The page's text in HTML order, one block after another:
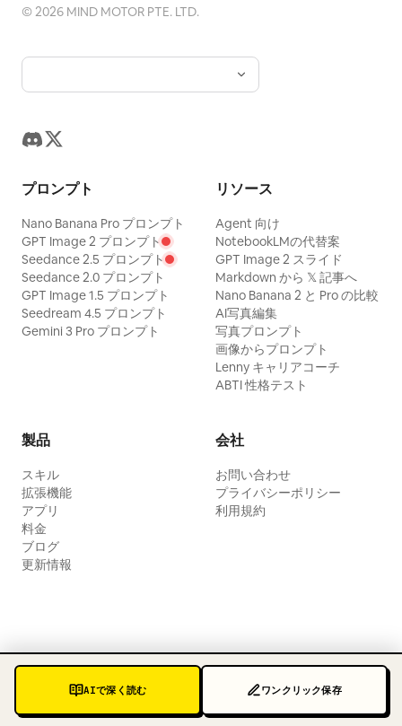
AIで深く読む ワンクリック保存
©2026 MIND MOTOR PTE. LTD.
プロンプト
Nano Banana Pro プロンプト
GPT Image 2 プロンプト
Seedance 2.5 プロンプト
Seedance 2.0 プロンプト
GPT Image 1.5 プロンプト
Seedream 4.5 プロンプト
Gemini 3 Pro プロンプト
リソース
Agent 向け
NotebookLMの代替案
GPT Image 2 スライド
Markdown から 𝕏 記事へ
Nano Banana 2 と Pro の比較
AI写真編集
写真プロンプト
画像からプロンプト
Lenny キャリアコーチ
ABTI 性格テスト
製品
スキル
拡張機能
アプリ
料金
ブログ
更新情報
会社
お問い合わせ
プライバシーポリシー
利用規約